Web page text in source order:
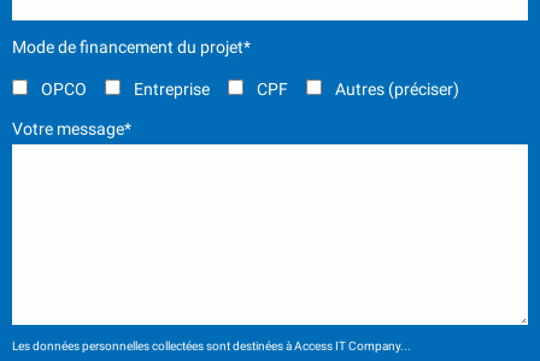
Mode de financement du projet*
OPCO Entreprise CPF Autres (préciser)
Votre message*
Les données personnelles collectées sont destinées à Access IT Company...